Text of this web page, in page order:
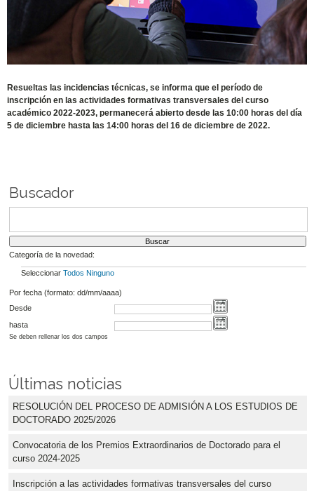
Resueltas las incidencias técnicas, se informa que el período de
inscripción en las actividades formativas transversales del curso
académico 2022-2023, permanecerá abierto desde las 10:00 horas del día
5 de diciembre hasta las 14:00 horas del 16 de diciembre de 2022.
Buscador
Categoría de la novedad:
Seleccionar Todos Ninguno
Por fecha (formato: dd/mm/aaaa)
Desde
hasta
Se deben rellenar los dos campos
Últimas noticias
RESOLUCIÓN DEL PROCESO DE ADMISIÓN A LOS ESTUDIOS DE
DOCTORADO 2025/2026
Convocatoria de los Premios Extraordinarios de Doctorado para el
curso 2024-2025
Inscripción a las actividades formativas transversales del curso